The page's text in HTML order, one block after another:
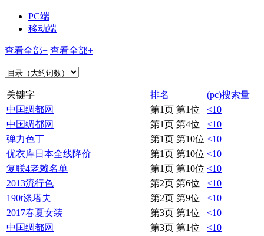
PC端
移动端
查看全部+ 查看全部+
关键字 排名
(pc)搜索量
中国绸都网
第1页 第1位
<10
中国绸都网
第1页 第4位
<10
弹力色丁
第1页 第10位 <10
优衣库日本全线降价
第1页 第10位 <10
复联4老赖名单
第1页 第10位 <10
2013流行色
第2页 第6位
<10
190t涤塔夫
第2页 第9位
<10
2017春夏女装
第3页 第1位
<10
中国绸都网
第3页 第1位
<10